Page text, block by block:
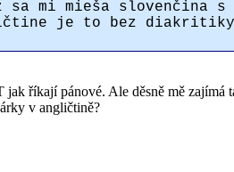
sa mi mieša slovenčina
je to bez
jak říkají pánové. Ale děsně mě
v angličtině?